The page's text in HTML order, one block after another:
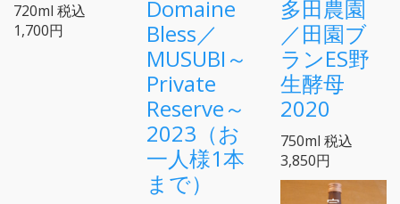
720ml 税込
1,700円
Domaine
Bless／
MUSUBI～
Private
Reserve～
2023（お
一人様1本
まで）
多田農園
／田園ブ
ランES野
生酵母
2020
750ml 税込
3,850円